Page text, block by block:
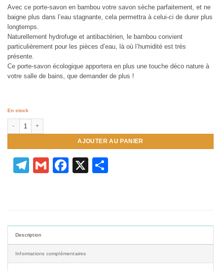
Avec ce porte-savon en bambou votre savon sèche parfaitement, et ne
baigne plus dans l’eau stagnante, cela permettra à celui-ci de durer plus
longtemps.
Naturellement hydrofuge et antibactérien, le bambou convient
particulièrement pour les pièces d’eau, là où l’humidité est très
présente.
Ce porte-savon écologique apportera en plus une touche déco nature à
votre salle de bains, que demander de plus !
En stock
quantité de Porte savon carré en bois
AJOUTER AU PANIER
Telegram
GmailFacebook
X
Description
Informations complémentaires